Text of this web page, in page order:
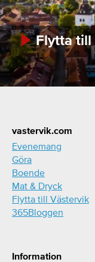
Flytta till
Footer
vastervik.com
Evenemang
Göra
Boende
Mat & Dryck
Flytta till Västervik
365Bloggen
Information